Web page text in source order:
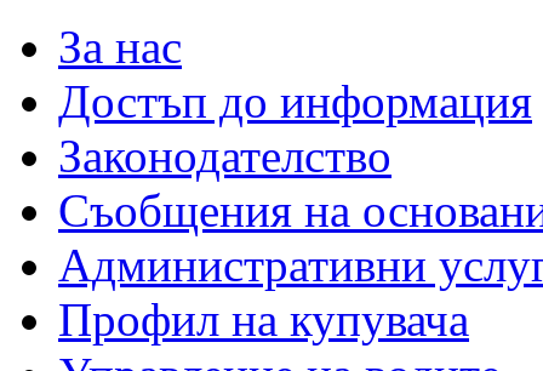
За нас
Достъп до информация
Законодателство
Съобщения на
Административни
Профил на купувача